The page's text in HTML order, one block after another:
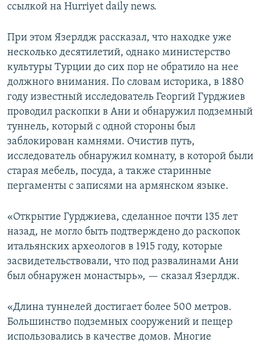
ссылкой на Hurriyet daily news.
При этом Язерлдж рассказал, что находке уже
несколько десятилетий, однако министерство
культуры Турции до сих пор не обратило на нее
должного внимания. По словам историка, в 1880
году известный исследователь Георгий Гурджиев
проводил раскопки в Ани и обнаружил подземный
туннель, который с одной стороны был
заблокирован камнями. Очистив путь,
исследователь обнаружил комнату, в которой были
старая мебель, посуда, а также старинные
пергаменты с записями на армянском языке.
«Открытие Гурджиева, сделанное почти 135 лет
назад, не могло быть подтверждено до раскопок
итальянских археологов в 1915 году, которые
засвидетельствовали, что под развалинами Ани
был обнаружен монастырь», — сказал Язерлдж.
«Длина туннелей достигает более 500 метров.
Большинство подземных сооружений и пещер
использовались в качестве домов. Многие